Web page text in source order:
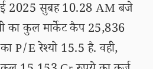
2025 सुबह 10.28 AM बजे
का कुल मार्केट कैप 25,836
P/E रेश्यो 15.5 है. वही,